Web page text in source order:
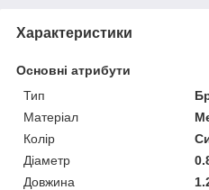
Характеристики
Основні атрибути
Тип
Матеріал
Колір
Діаметр
Довжина